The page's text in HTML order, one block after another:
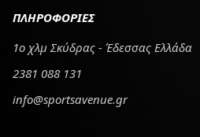
ΠΛΗΡΟΦΟΡΙΕΣ
1ο χλμ Σκύδρας - Έδεσσας Ελλάδα
2381 088 131
info@sportsavenue.gr